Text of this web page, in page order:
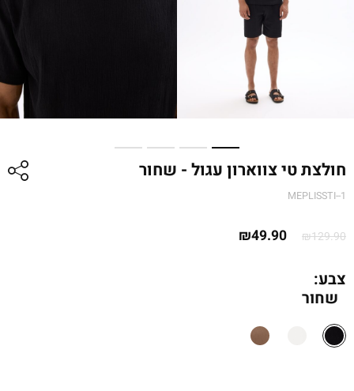
חולצת טי צווארון עגול - שחור
MEPLISSTI--1
₪129.90
המחיר₪49.90
צבע:
שחור